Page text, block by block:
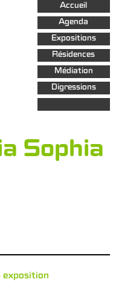
Aller au
contenu
principal
Accueil
Agenda
Expositions
Résidences
Médiation
Digressions
Sophia
exposition